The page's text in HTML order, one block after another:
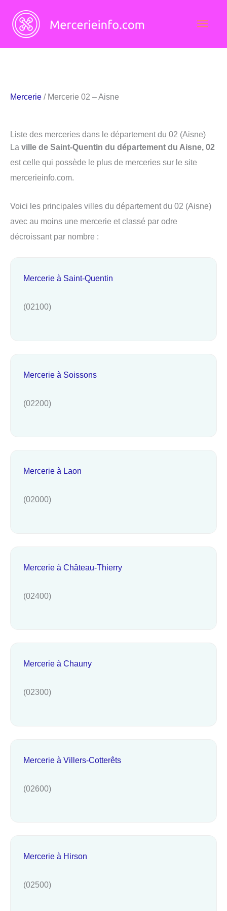
contenu
Mercerie / Mercerie 02 – Aisne
Liste des merceries dans le département du 02 (Aisne)
La ville de Saint-Quentin du département du Aisne, 02
est celle qui possède le plus de merceries sur le site
mercerieinfo.com.
Voici les principales villes du département du 02 (Aisne)
avec au moins une mercerie et classé par odre
décroissant par nombre :
Mercerie à Saint-Quentin
(02100)
Mercerie à Soissons
(02200)
Mercerie à Laon
(02000)
Mercerie à Château-Thierry
(02400)
Mercerie à Chauny
(02300)
Mercerie à Villers-Cotterêts
(02600)
Mercerie à Hirson
(02500)